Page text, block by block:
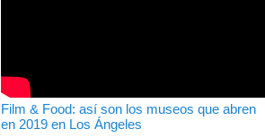
Film & Food: así son los museos que abren
en 2019 en Los Ángeles